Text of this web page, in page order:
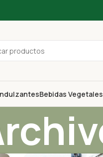
Bebidas Vegetales